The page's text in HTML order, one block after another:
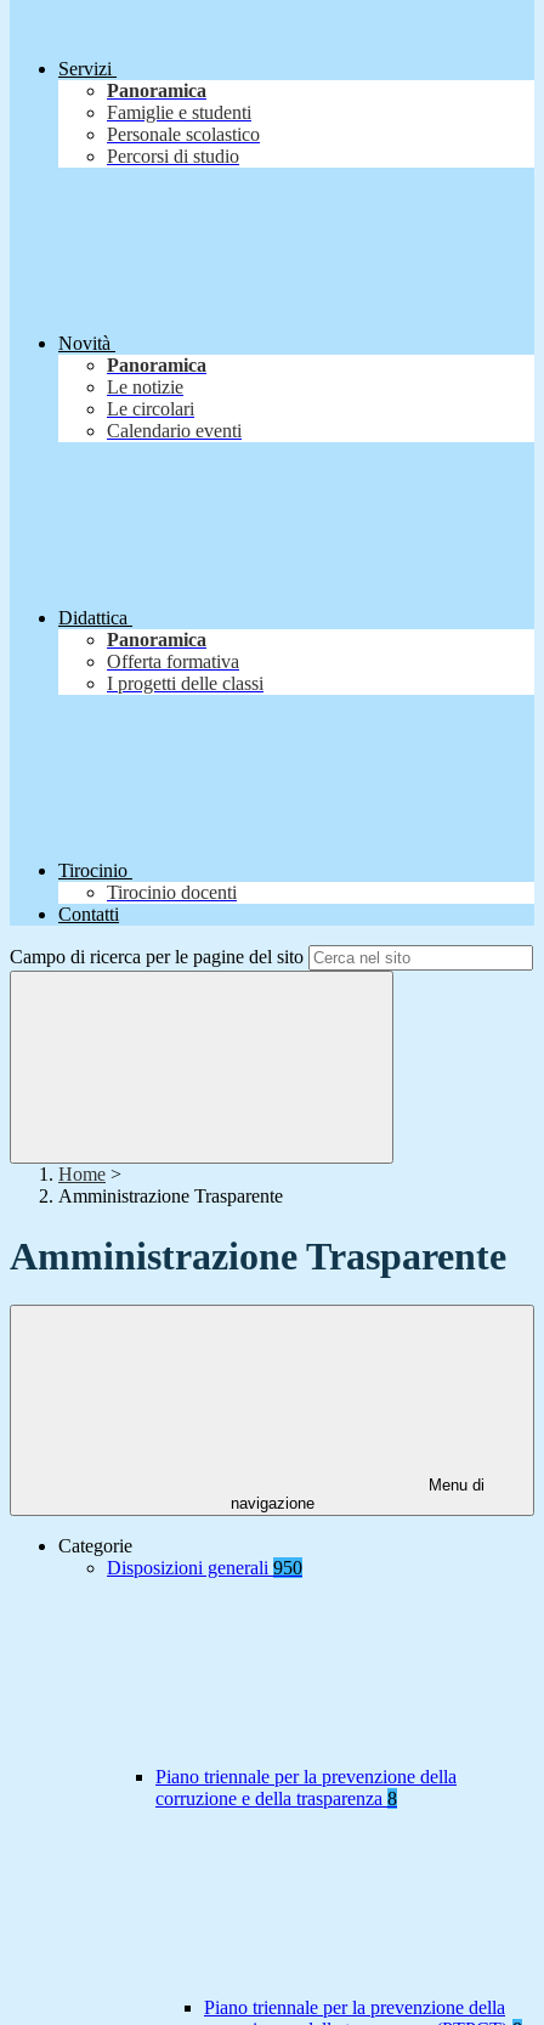
Servizi
Panoramica
Famiglie e studenti
Personale scolastico
Percorsi di studio
Novità
Panoramica
Le notizie
Le circolari
Calendario eventi
Didattica
Panoramica
Offerta formativa
I progetti delle classi
Tirocinio
Tirocinio docenti
Contatti
Campo di ricerca per le pagine del sito
Home >
Amministrazione Trasparente
Amministrazione Trasparente
Menu di
navigazione
Categorie
Disposizioni generali 950
Piano triennale per la prevenzione della
corruzione e della trasparenza 8
Piano triennale per la prevenzione della